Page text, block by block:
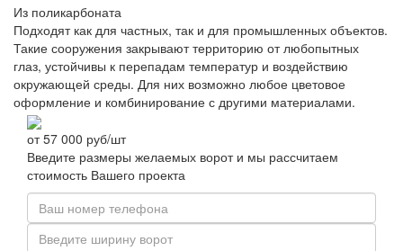
Из поликарбоната
Подходят как для частных, так и для промышленных объектов.
Такие сооружения закрывают территорию от любопытных
глаз, устойчивы к перепадам температур и воздействию
окружающей среды. Для них возможно любое цветовое
оформление и комбинирование с другими материалами.
от57 000 руб/шт
Введите размеры желаемых ворот и мы рассчитаем
стоимость Вашего проекта